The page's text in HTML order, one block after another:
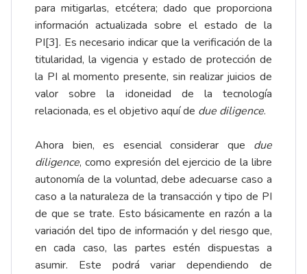
para mitigarlas, etcétera; dado que proporciona
información actualizada sobre el estado de la
PI[3]. Es necesario indicar que la verificación de la
titularidad, la vigencia y estado de protección de
la PI al momento presente, sin realizar juicios de
valor sobre la idoneidad de la tecnología
relacionada, es el objetivo aquí de due diligence.
Ahora bien, es esencial considerar que due
diligence, como expresión del ejercicio de la libre
autonomía de la voluntad, debe adecuarse caso a
caso a la naturaleza de la transacción y tipo de PI
de que se trate. Esto básicamente en razón a la
variación del tipo de información y del riesgo que,
en cada caso, las partes estén dispuestas a
asumir. Este podrá variar dependiendo de